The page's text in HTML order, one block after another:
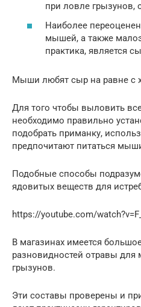
при ловле грызунов,
Наиболее
мышей, а также
практика, является
Мыши любят сыр на равне с
Для того чтобы выловить
необходимо правильно
подобрать приманку,
предпочитают питаться
Подобные способы
ядовитых веществ для
https://youtube.com/
В магазинах имеется
разновидностей отравы
грызунов.
Эти составы проверены и